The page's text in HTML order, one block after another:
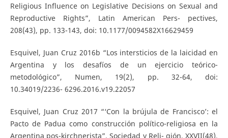
Religious Influence on Legislative Decisions on Sexual and
Reproductive Rights”, Latin American Pers- pectives,
208(43), pp. 133-143, doi: 10.1177/0094582X16629459
Esquivel, Juan Cruz 2016b “Los intersticios de la laicidad en
Argentina y los desafíos de un ejercicio teórico-
metodológico”, Numen, 19(2), pp. 32-64, doi:
10.34019/2236- 6296.2016.v19.22057
Esquivel, Juan Cruz 2017 “‘Con la brújula de Francisco’: el
Pacto de Padua como construcción político-religiosa en la
Argentina pos-kirchnerista”, Sociedad y Reli- gión, XXVII(48),